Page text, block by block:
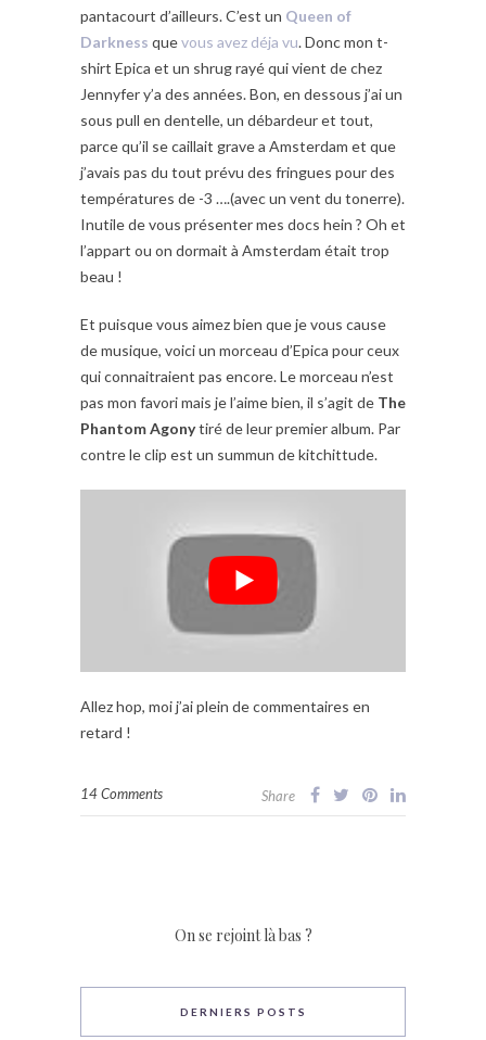
pantacourt d’ailleurs. C’est un Queen of
Darkness quevous avez déja vu. Donc mon t-
shirt Epica et un shrug rayé qui vient de chez
Jennyfer y’a des années. Bon, en dessous j’ai un
sous pull en dentelle, un débardeur et tout,
parce qu’il se caillait grave a Amsterdam et que
j’avais pas du tout prévu des fringues pour des
températures de -3 ….(avec un vent du tonerre).
Inutile de vous présenter mes docs hein ? Oh et
l’appart ou on dormait à Amsterdam était trop
beau !
Et puisque vous aimez bien que je vous cause
de musique, voici un morceau d’Epica pour ceux
qui connaitraient pas encore. Le morceau n’est
pas mon favori mais je l’aime bien, il s’agit de The
Phantom Agonytiré de leur premier album. Par
contre le clip est un summun de kitchittude.
Allez hop, moi j’ai plein de commentaires en
retard !
14 Comments Share
On se rejoint là bas ?
DERNIERS POSTS